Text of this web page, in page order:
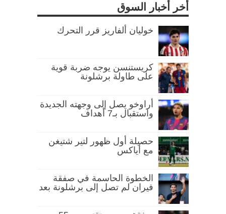
أخر أخبار السوق
خوليان ألفاريز قرر التحرك
كريستنسن يوجه ضربة قوية
على طاولة برشلونة
أراوخو يصل إلى وجهته الجديدة
واستقبال بـ7 أهداف
حصيلة أول ظهور لتير شتيغن
مع أياكس
الخطوة الحاسمة في صفقة
فيران لم تصل إلى برشلونة بعد